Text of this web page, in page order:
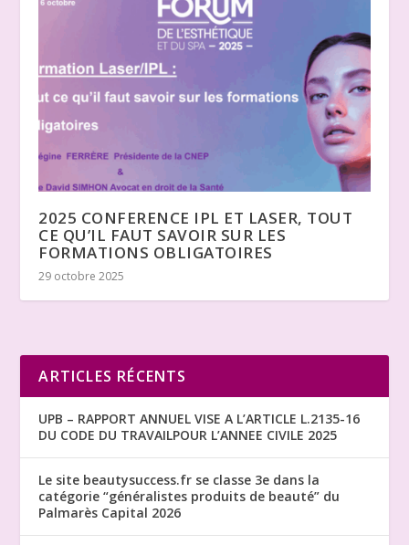
2025 CONFERENCE IPL ET LASER, TOUT
CE QU’IL FAUT SAVOIR SUR LES
FORMATIONS OBLIGATOIRES
29 octobre 2025
ARTICLES RÉCENTS
UPB – RAPPORT ANNUEL VISE A L’ARTICLE L.2135-16
DU CODE DU TRAVAILPOUR L’ANNEE CIVILE 2025
Le site beautysuccess.fr se classe 3e dans la
catégorie “généralistes produits de beauté” du
Palmarès Capital 2026